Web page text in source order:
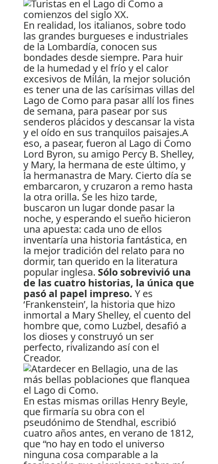
En realidad, los italianos, sobre todo
las grandes burgueses e industriales
de la Lombardía, conocen sus
bondades desde siempre. Para huir
de la humedad y el frío y el calor
excesivos de Milán, la mejor solución
es tener una de las carísimas villas del
Lago de Como para pasar allí los fines
de semana, para pasear por sus
senderos plácidos y descansar la vista
y el oído en sus tranquilos paisajes.A
eso, a pasear, fueron al Lago di Como
Lord Byron, su amigo Percy B. Shelley,
y Mary, la hermana de este último, y
la hermanastra de Mary. Cierto día se
embarcaron, y cruzaron a remo hasta
la otra orilla. Se les hizo tarde,
buscaron un lugar donde pasar la
noche, y esperando el sueño hicieron
una apuesta: cada uno de ellos
inventaría una historia fantástica, en
la mejor tradición del relato para no
dormir, tan querido en la literatura
popular inglesa. Sólo sobrevivió una
de las cuatro historias, la única que
pasó al papel impreso. Y es
‘Frankenstein’, la historia que hizo
inmortal a Mary Shelley, el cuento del
hombre que, como Luzbel, desafió a
los dioses y construyó un ser
perfecto, rivalizando así con el
Creador.
En estas mismas orillas Henry Beyle,
que firmaría su obra con el
pseudónimo de Stendhal, escribió
cuatro años antes, en verano de 1812,
que “no hay en todo el universo
ninguna cosa comparable a la